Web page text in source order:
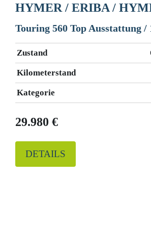
HYMER / ERIBA /
Touring 560 Top Ausstattung /
Zustand
Kilometerstand
Kategorie
29.980 €
DETAILS